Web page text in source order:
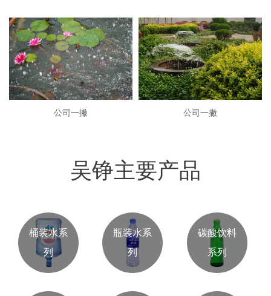
公司一撇 公司一撇
吴铮主要产品
桶装水系
列
瓶装水系
列
碳酸饮料
系列